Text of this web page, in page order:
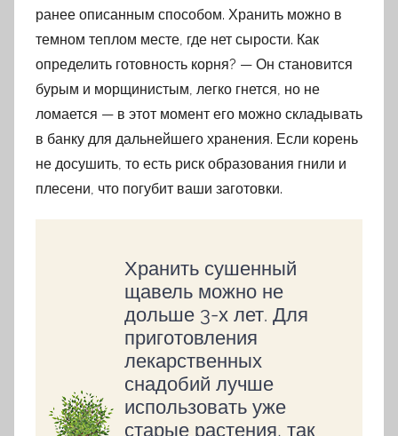
ранее описанным способом. Хранить можно в
темном теплом месте, где нет сырости. Как
определить готовность корня? — Он становится
бурым и морщинистым, легко гнется, но не
ломается — в этот момент его можно складывать
в банку для дальнейшего хранения. Если корень
не досушить, то есть риск образования гнили и
плесени, что погубит ваши заготовки.
Хранить сушенный
щавель можно не
дольше 3-х лет. Для
приготовления
лекарственных
снадобий лучше
использовать уже
старые растения, так